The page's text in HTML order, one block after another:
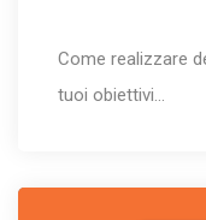
Come realizzare
tuoi obiettivi…